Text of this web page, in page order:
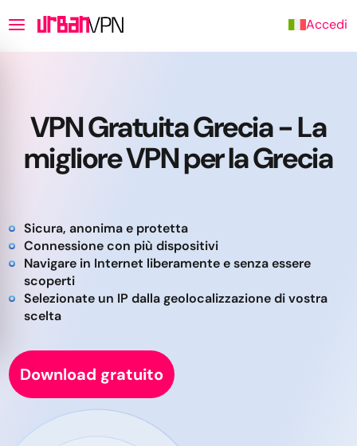
Accedi
VPN Gratuita Grecia - La
migliore VPN per la Grecia
Sicura, anonima e protetta
Connessione con più dispositivi
Navigare in Internet liberamente e senza essere
scoperti
Selezionate un IP dalla geolocalizzazione di vostra
scelta
Download gratuito